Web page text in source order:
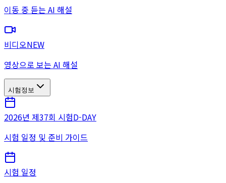
이동 중 듣는 AI 해설
비디오NEW
영상으로 보는 AI 해설
시험정보
2026년 제37회 시험D-DAY
시험 일정 및 준비 가이드
시험 일정